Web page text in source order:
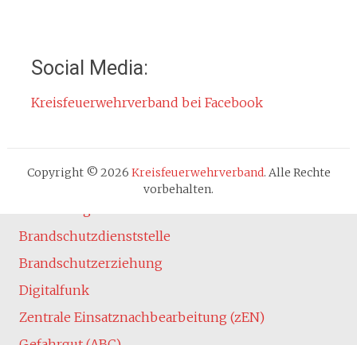
Cookie-Hinweis
Atemschutz
Brandschutzdienststelle
Brandschutzerziehung
Digitalfunk
Zentrale Einsatznachbearbeitung (zEN)
Social Media:
Kreisfeuerwehrverband bei Facebook
Copyright © 2026 Kreisfeuerwehrverband. Alle Rechte
vorbehalten.